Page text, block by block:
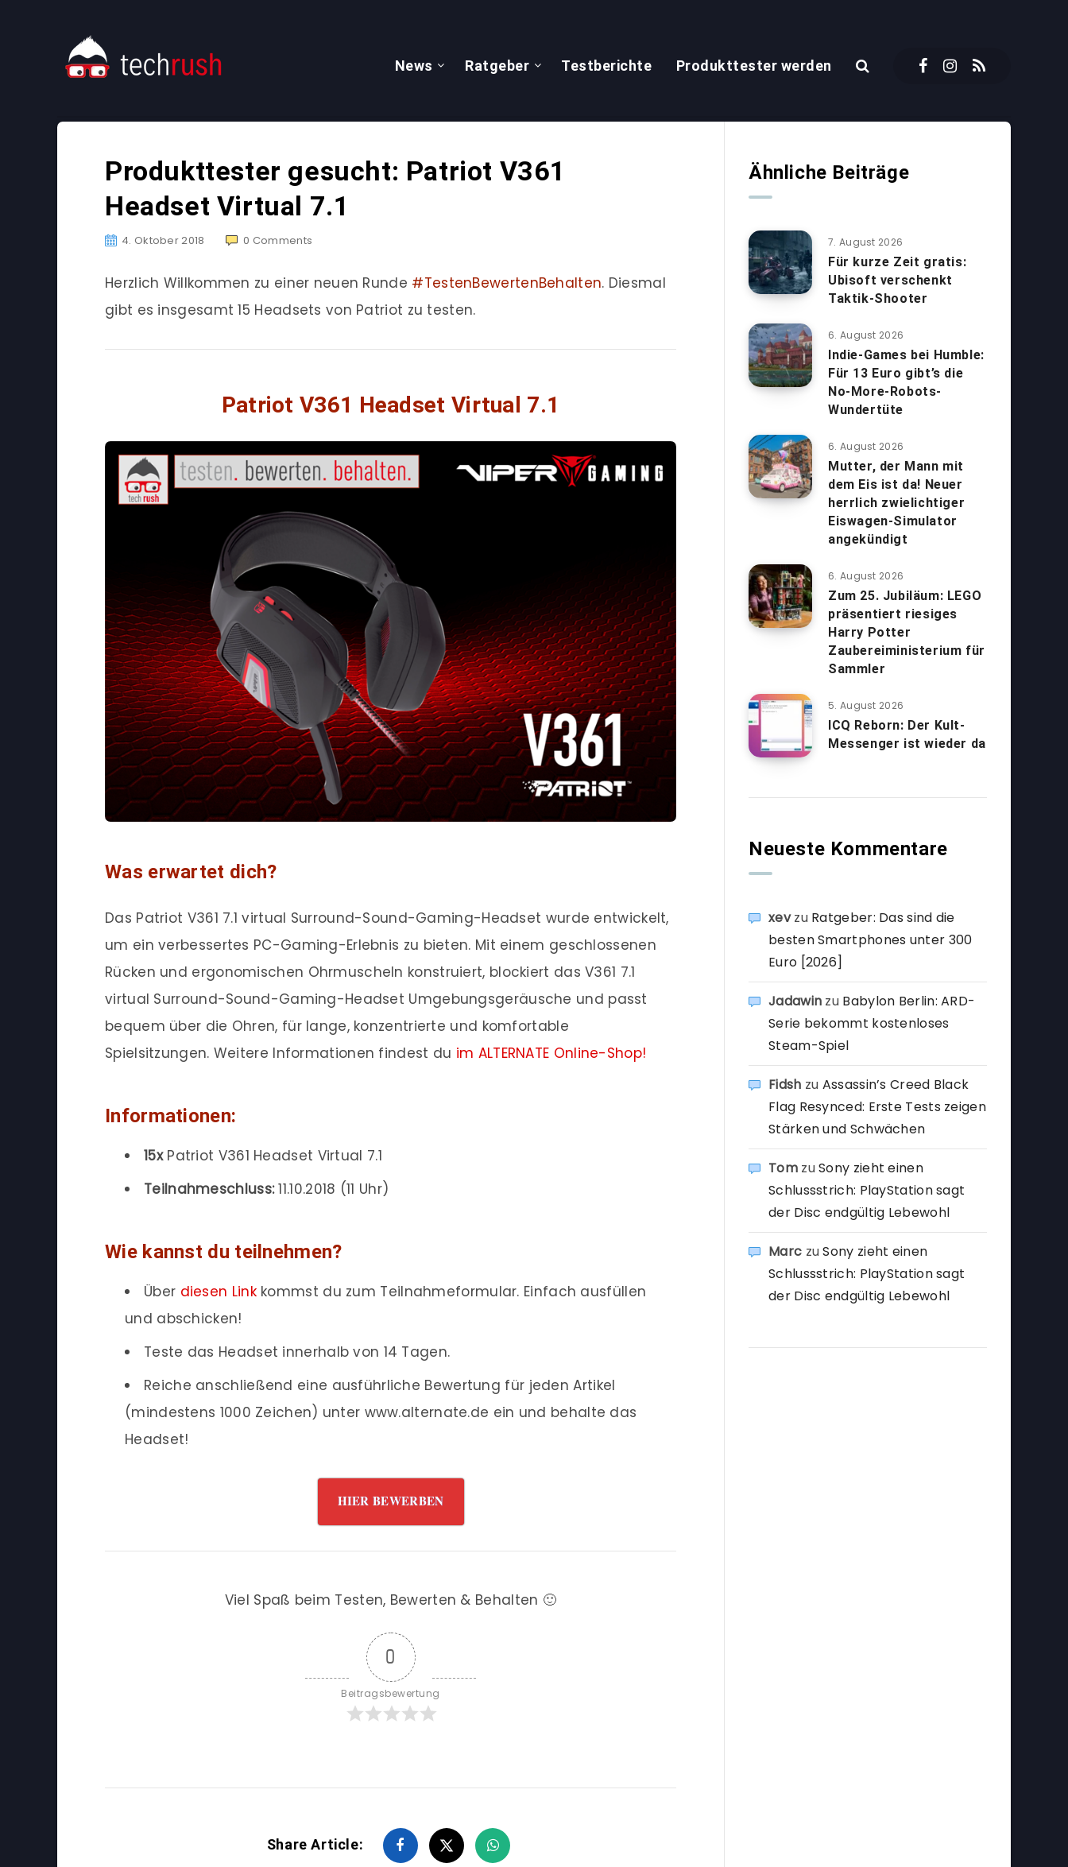
News Ratgeber Testberichte Produkttester werden
Produkttester gesucht: Patriot V361
Headset Virtual 7.1
4. Oktober 2018 0 Comments
Herzlich Willkommen zu einer neuen Runde #TestenBewertenBehalten. Diesmal
gibt es insgesamt 15 Headsets von Patriot zu testen.
Patriot V361 Headset Virtual 7.1
Was erwartet dich?
Das Patriot V361 7.1 virtual Surround-Sound-Gaming-Headset wurde entwickelt,
um ein verbessertes PC-Gaming-Erlebnis zu bieten. Mit einem geschlossenen
Rücken und ergonomischen Ohrmuscheln konstruiert, blockiert das V361 7.1
virtual Surround-Sound-Gaming-Headset Umgebungsgeräusche und passt
bequem über die Ohren, für lange, konzentrierte und komfortable
Spielsitzungen. Weitere Informationen findest du im ALTERNATE Online-Shop!
Informationen:
15xPatriot V361 Headset Virtual 7.1
Teilnahmeschluss:11.10.2018 (11 Uhr)
Wie kannst du teilnehmen?
Über diesen Linkkommst du zum Teilnahmeformular. Einfach ausfüllen
und abschicken!
Teste das Headset innerhalb von 14 Tagen.
Reiche anschließend eine ausführliche Bewertung für jeden Artikel
(mindestens 1000 Zeichen) unter www.alternate.de ein und behalte das
Headset!
HIER BEWERBEN
Viel Spaß beim Testen, Bewerten & Behalten 🙂
0
Beitragsbewertung
Share Article:
Ähnliche Beiträge
7. August 2026
Für kurze Zeit gratis:
Ubisoft verschenkt
Taktik-Shooter
6. August 2026
Indie-Games bei Humble:
Für 13 Euro gibt’s die
No-More-Robots-
Wundertüte
6. August 2026
Mutter, der Mann mit
dem Eis ist da! Neuer
herrlich zwielichtiger
Eiswagen-Simulator
angekündigt
6. August 2026
Zum 25. Jubiläum: LEGO
präsentiert riesiges
Harry Potter
Zaubereiministerium für
Sammler
5. August 2026
ICQ Reborn: Der Kult-
Messenger ist wieder da
Neueste Kommentare
xevzu Ratgeber: Das sind die
besten Smartphones unter 300
Euro [2026]
Jadawin zu Babylon Berlin: ARD-
Serie bekommt kostenloses
Steam-Spiel
Fidsh zu Assassin’s Creed Black
Flag Resynced: Erste Tests zeigen
Stärken und Schwächen
TomzuSony zieht einen
Schlussstrich: PlayStation sagt
der Disc endgültig Lebewohl
Marc zuSony zieht einen
Schlussstrich: PlayStation sagt
der Disc endgültig Lebewohl